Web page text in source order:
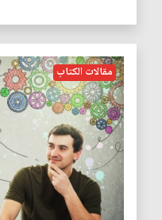
مقالات الكتاب